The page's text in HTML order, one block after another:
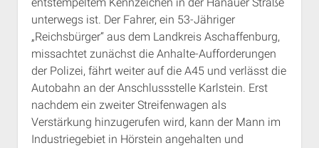
menu
Antifaschistische Termine im Süden
Antifaschistische Termine in München
Rechte Termine im Süden
Rechte Termine München
Chronologie
Das Archiv
open
dropdown
menu
a.i.d.a. e. V. unterstützen
Über a.i.d.a.
RSS-Feeds, Twitter & Facebook
Bibliothek
Kontakt & PGP-Key
Impressum
unterwegs ist. Der Fahrer, ein 53-Jähriger
„Reichsbürger“ aus dem Landkreis Aschaffenburg,
missachtet zunächst die Anhalte-Aufforderungen
der Polizei, fährt weiter auf die A45 und verlässt die
Autobahn an der Anschlussstelle Karlstein. Erst
nachdem ein zweiter Streifenwagen als
Verstärkung hinzugerufen wird, kann der Mann im
Industriegebiet in Hörstein angehalten und